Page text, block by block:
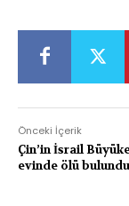
Önceki İçerik
Çin’in İsrail
evinde ölü bulundu